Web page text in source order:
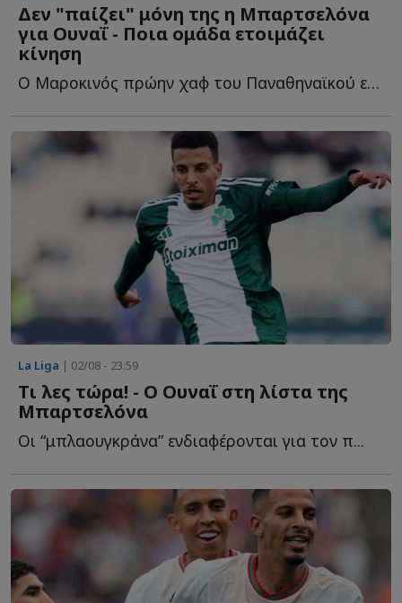
Δεν "παίζει" μόνη της η Μπαρτσελόνα
για Ουναΐ - Ποια ομάδα ετοιμάζει
κίνηση
Ο Μαροκινός πρώην χαφ του Παναθηναϊκού είναι περιζήτητος μ...
La Liga | 02/08 - 23:59
Τι λες τώρα! - Ο Ουναΐ στη λίστα της
Μπαρτσελόνα
Οι “μπλαουγκράνα” ενδιαφέρονται για τον π...